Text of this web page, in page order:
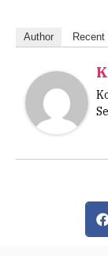
Author